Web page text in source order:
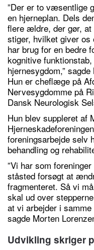
”Der er to væsentlige
en hjerneplan. Dels
flere ældre, der gør, at
stiger, hvilket giver os
har brug for en bedre
kognitive
hjernesygdom,”
Hun er cheflæge på
Nervesygdomme på
Dansk Neurologisk
Hun blev suppleret af
foreningsarbejde selv
behandling og
”Vi har som
ståsted forsøgt at
fragmenteret. Så vi
skal ud over
at vi arbejder i samme
sagde Morten
Udvikling skriger